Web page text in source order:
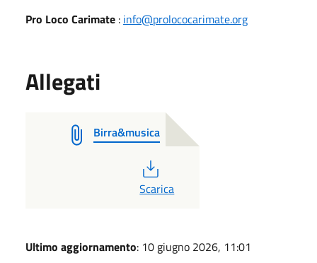
Pro Loco Carimate : info@prolococarimate.org
Allegati
Birra&musica
PDF
Scarica
Ultimo aggiornamento: 10 giugno 2026, 11:01